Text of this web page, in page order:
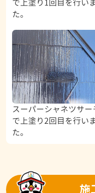
で上塗り1回目を行い
た。
スーパーシャネツサー
で上塗り2回目を行い
た。
施